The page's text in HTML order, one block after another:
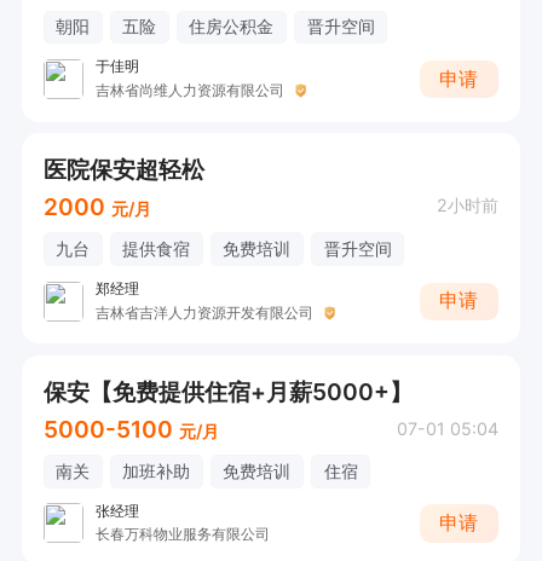
朝阳 五险 住房公积金 晋升空间
于佳明
吉林省尚维人力资源有限公司
申请
医院保安超轻松
2000 元/月 2小时前
九台 提供食宿 免费培训 晋升空间
郑经理
吉林省吉洋人力资源开发有限公司
申请
保安【免费提供住宿+月薪5000+】
5000-5100 元/月 07-01 05:04
南关 加班补助 免费培训 住宿
张经理
长春万科物业服务有限公司
申请